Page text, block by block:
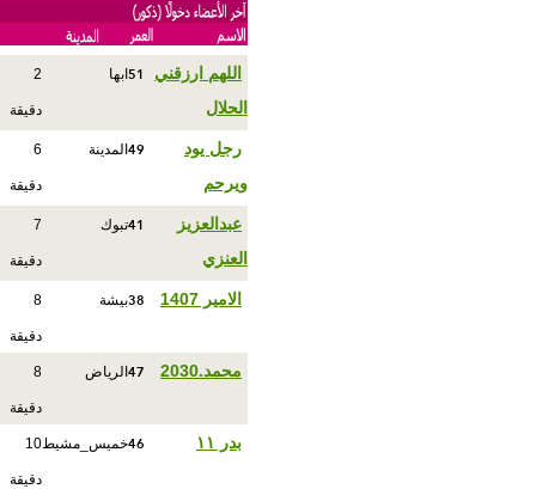
اللهم ارزقني
الحلال
51 ابها 2
دقيقة
رجل يود
ويرحم
49 المدينة 6
دقيقة
عبدالعزيز
العنزي
41تبوك 7
دقيقة
الامير 1407 38بيشة 8
دقيقة
محمد.2030 47 الرياض 8
دقيقة
بدر ١١ 46خميس_مشيط10
دقيقة